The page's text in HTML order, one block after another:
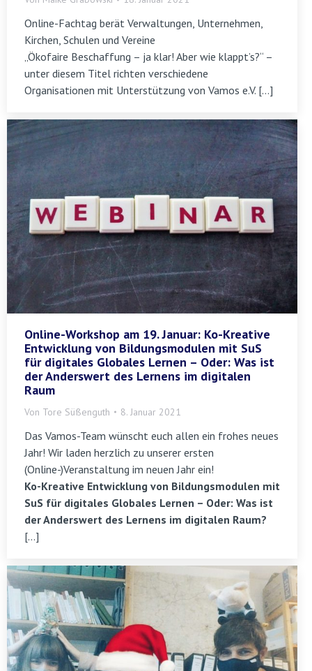
Online-Fachtag berät Verwaltungen, Unternehmen,
Kirchen, Schulen und Vereine
„Ökofaire Beschaffung – ja klar! Aber wie klappt’s?“ –
unter diesem Titel richten verschiedene
Organisationen mit Unterstützung von Vamos e.V. […]
Online-Workshop am 19. Januar: Ko-Kreative
Entwicklung von Bildungsmodulen mit SuS
für digitales Globales Lernen – Oder: Was ist
der Anderswert des Lernens im digitalen
Raum
Von Tore Süßenguth 8. Januar 2021
Das Vamos-Team wünscht euch allen ein frohes neues
Jahr! Wir laden herzlich zu unserer ersten
(Online-)Veranstaltung im neuen Jahr ein!
Ko-Kreative Entwicklung von Bildungsmodulen mit
SuS für digitales Globales Lernen – Oder: Was ist
der Anderswert des Lernens im digitalen Raum?
[…]